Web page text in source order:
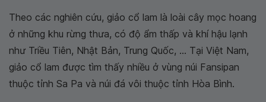
Theo các nghiên cứu, giảo cổ lam là loài cây mọc hoang
ở những khu rừng thưa, có độ ẩm thấp và khí hậu lạnh
như Triều Tiên, Nhật Bản, Trung Quốc, ... Tại Việt Nam,
giảo cổ lam được tìm thấy nhiều ở vùng núi Fansipan
thuộc tỉnh Sa Pa và núi đá vôi thuộc tỉnh Hòa Bình.